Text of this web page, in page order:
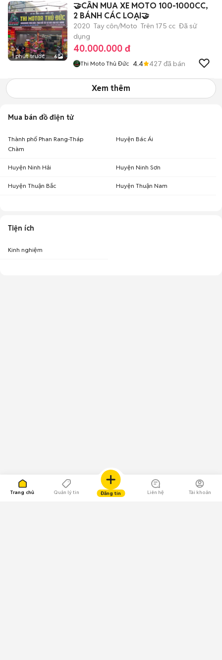
Trang chủ Quản lý tin Đăng tin Liên hệ Tài khoản
1 phút trước 6
🤝CẦN MUA XE MOTO 100-1000CC,
2 BÁNH CÁC LOẠI🤝
2020 Tay côn/Moto Trên 175 cc Đã sử
dụng
40.000.000 đ
Thi Moto Thủ Đức 4.4 427 đã bán
Xem thêm
Mua bán đồ điện tử
Thành phố Phan Rang-Tháp
Chàm
Huyện Bác Ái
Huyện Ninh Hải Huyện Ninh Sơn
Huyện Thuận Bắc Huyện Thuận Nam
Tiện ích
Kinh nghiệm